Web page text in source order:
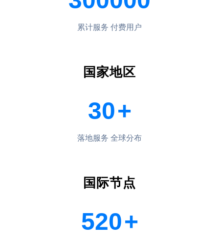
累计服务 付费用户
国家地区
30+
落地服务 全球分布
国际节点
520+